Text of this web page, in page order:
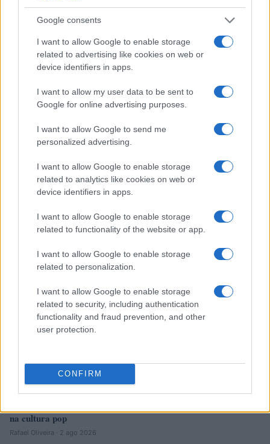
Google consents
I want to allow Google to enable storage
related to advertising like cookies on web or
device identifiers in apps.
I want to allow my user data to be sent to
Google for online advertising purposes.
I want to allow Google to send me
personalized advertising.
I want to allow Google to enable storage
related to analytics like cookies on web or
device identifiers in apps.
I want to allow Google to enable storage
related to functionality of the website or app.
I want to allow Google to enable storage
related to personalization.
I want to allow Google to enable storage
related to security, including authentication
functionality and fraud prevention, and other
user protection.
CONFIRM
NEWS
Pesquisas eleitorais mostram Lula à frente de Flávio Bolsonaro
nas intenções de voto
Bruno Costa · 5 ago 2026
na cultura pop
Rafael Oliveira · 2 ago 2026